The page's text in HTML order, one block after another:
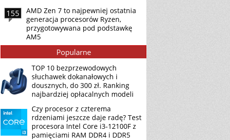
155
AMD Zen 7 to najpewniej ostatnia
generacja procesorów Ryzen,
przygotowywana pod podstawkę
AM5
Popularne
TOP 10 bezprzewodowych
słuchawek dokanałowych i
dousznych, do 300 zł. Ranking
najbardziej opłacalnych modeli
Czy procesor z czterema
rdzeniami jeszcze daje radę? Test
procesora Intel Core i3-12100F z
pamięciami RAM DDR4 i DDR5